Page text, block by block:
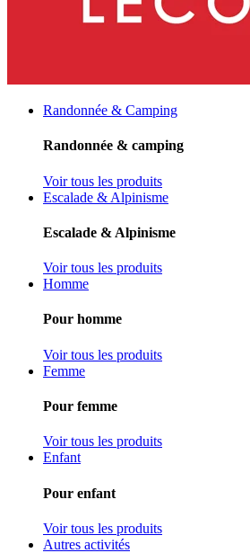
Randonnée & Camping
Randonnée & camping
Voir tous les produits
Escalade & Alpinisme
Escalade & Alpinisme
Voir tous les produits
Homme
Pour homme
Voir tous les produits
Femme
Pour femme
Voir tous les produits
Enfant
Pour enfant
Voir tous les produits
Autres activités